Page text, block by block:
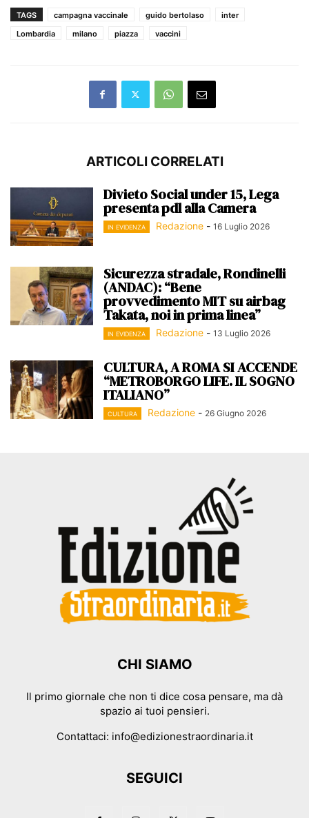
TAGS campagna vaccinale guido bertolaso
inter
Lombardia
milano piazza vaccini
ARTICOLI CORRELATI
Divieto Social under 15, Lega
presenta pdl alla Camera
IN EVIDENZA Redazione - 16 Luglio 2026
Sicurezza stradale, Rondinelli
(ANDAC): “Bene
provvedimento MIT su airbag
Takata, noi in prima linea”
IN EVIDENZA Redazione - 13 Luglio 2026
CULTURA, A ROMA SI ACCENDE
“METROBORGO LIFE. IL SOGNO
ITALIANO”
CULTURA Redazione - 26 Giugno 2026
CHI SIAMO
Il primo giornale che non ti dice cosa pensare, ma dà
spazio ai tuoi pensieri.
Contattaci: info@edizionestraordinaria.it
SEGUICI